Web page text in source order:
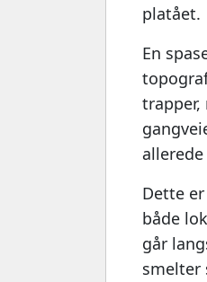
platået.
En
Dette
både
går
smelter